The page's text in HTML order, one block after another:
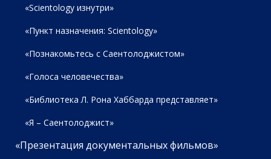
«Scientology изнутри»
«Пункт назначения: Scientology»
«Познакомьтесь с Саентолоджистом»
«Голоса человечества»
«Библиотека Л. Рона Хаббарда представляет»
«Я – Саентолоджист»
«Презентация документальных фильмов»